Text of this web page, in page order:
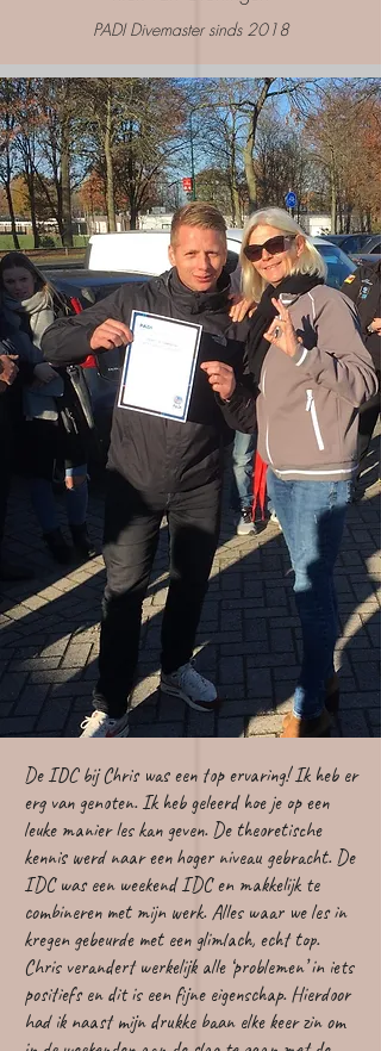
PADI Divemaster sinds 2018
De IDC bij Chris was een top ervaring! Ik heb er
erg van genoten. Ik heb geleerd hoe je op een
leuke manier les kan geven. De theoretische
kennis werd naar een hoger niveau gebracht. De
IDC was een weekend IDC en makkelijk te
combineren met mijn werk. Alles waar we les in
kregen gebeurde met een glimlach, echt top.
Chris verandert werkelijk alle ‘problemen’ in iets
positiefs en dit is een fijne eigenschap. Hierdoor
had ik naast mijn drukke baan elke keer zin om